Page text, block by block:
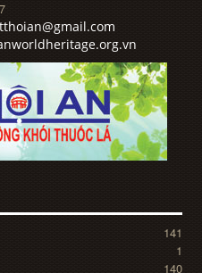
141
1
140